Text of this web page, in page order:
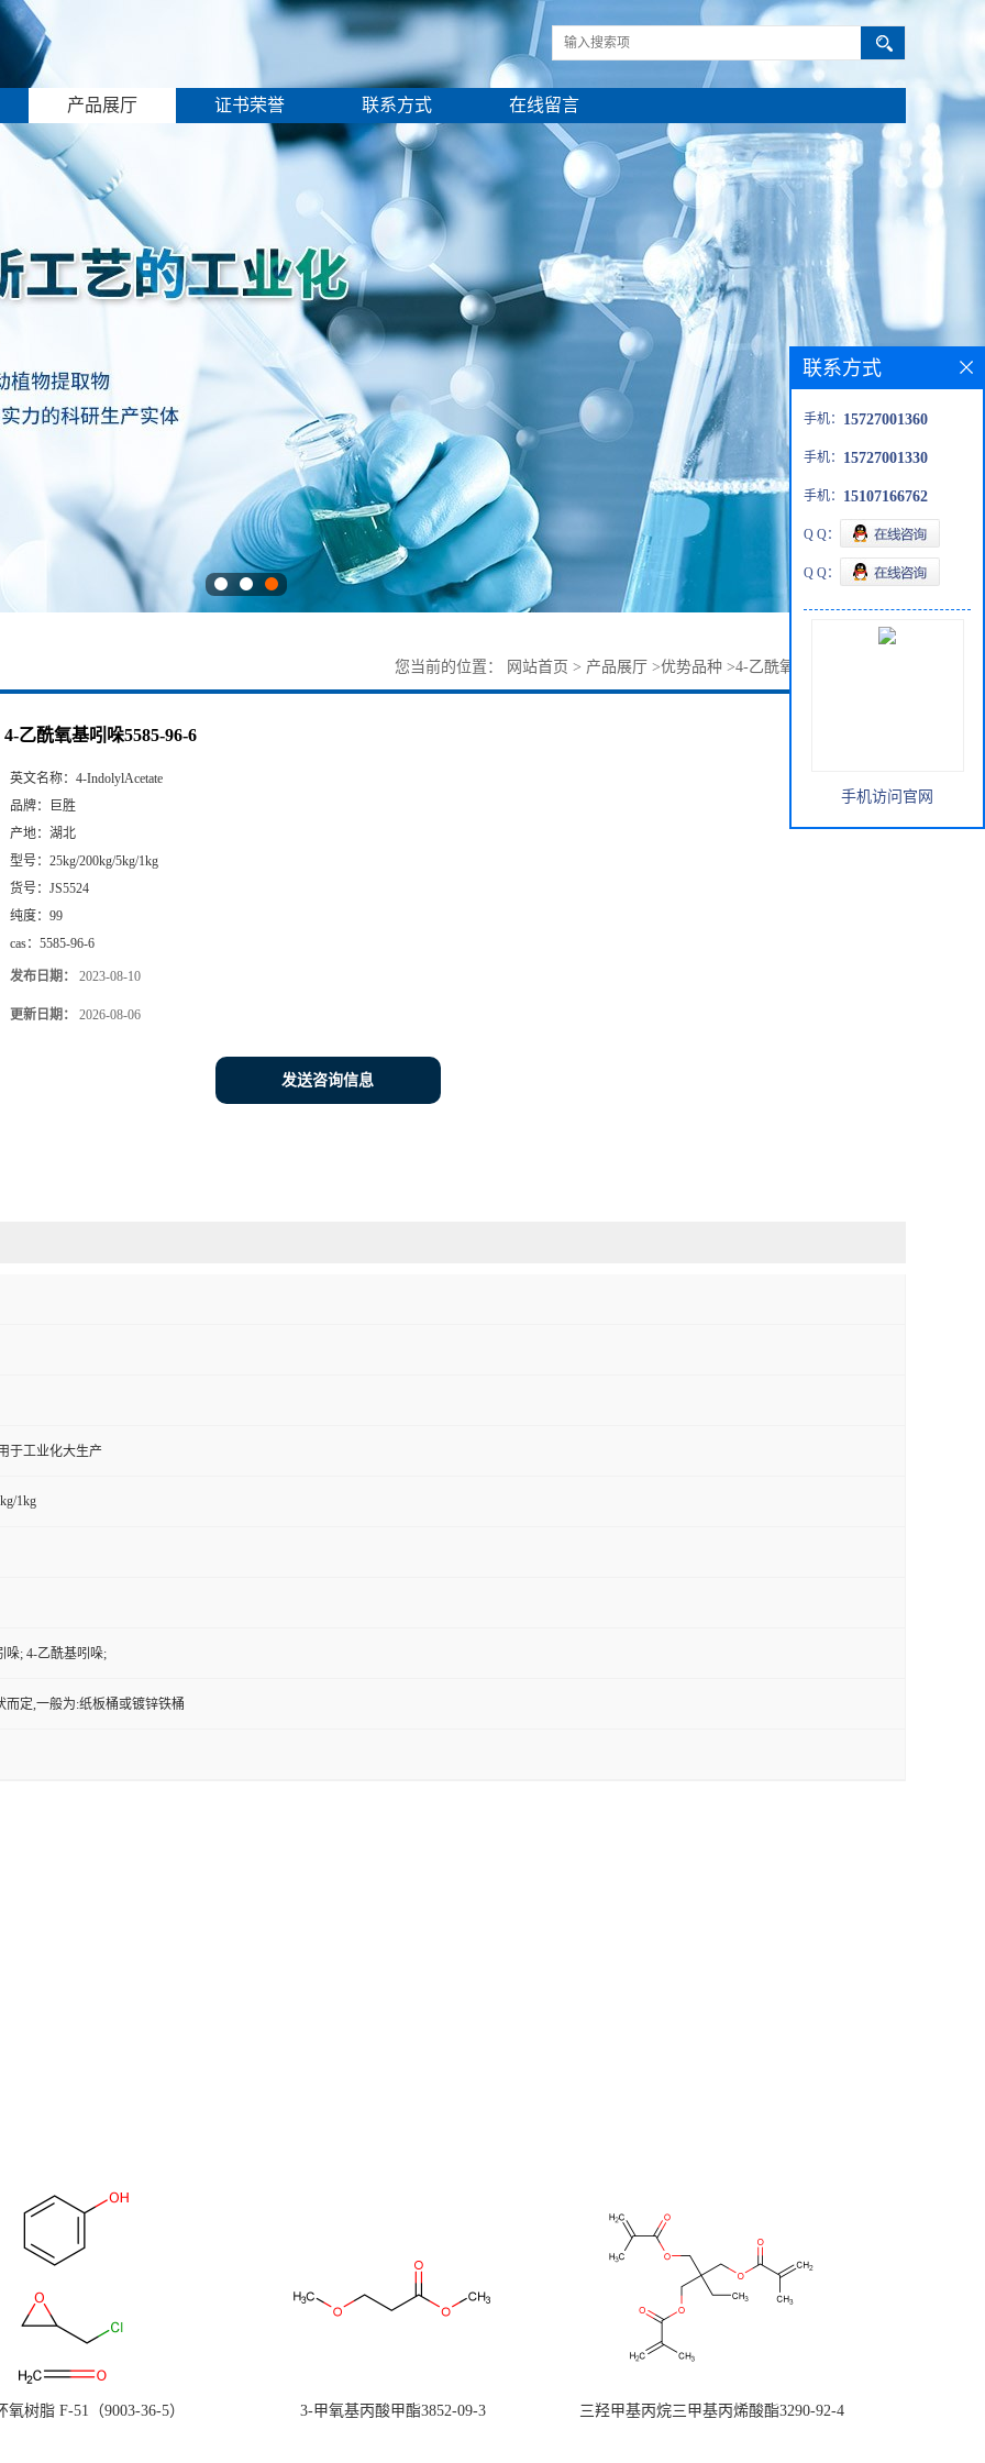
产品展厅 证书荣誉 联系方式 在线留言
您当前的位置： 网站首页 > 产品展厅 >优势品种 >4-乙酰氧基吲哚5585-96-6
4-乙酰氧基吲哚5585-96-6
英文名称： 4-IndolylAcetate
品牌：
巨胜
产地： 湖北
型号： 25kg/200kg/5kg/1kg
货号： JS5524
纯度： 99
cas： 5585-96-6
发布日期： 2023-08-10
更新日期： 2026-08-06
发送咨询信息
于工业化大生产
1kg
哚; 4-乙酰基吲哚;
而定,一般为:纸板桶或镀锌铁桶
氧树脂 F-51（9003-36-5） 3-甲氧基丙酸甲酯3852-09-3 三羟甲基丙烷三甲基丙烯酸酯3290-92-4
联系方式
手机： 15727001360
手机： 15727001330
手机： 15107166762
Q Q：
Q Q：
手机访问官网